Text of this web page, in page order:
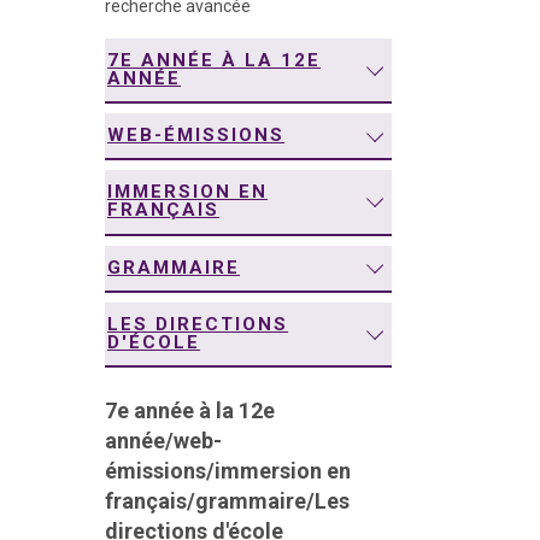
recherche avancée
7E ANNÉE À LA 12E
ANNÉE
WEB-ÉMISSIONS
IMMERSION EN
FRANÇAIS
GRAMMAIRE
LES DIRECTIONS
D'ÉCOLE
7e année à la 12e
année/web-
émissions/immersion en
français/grammaire/Les
directions d'école